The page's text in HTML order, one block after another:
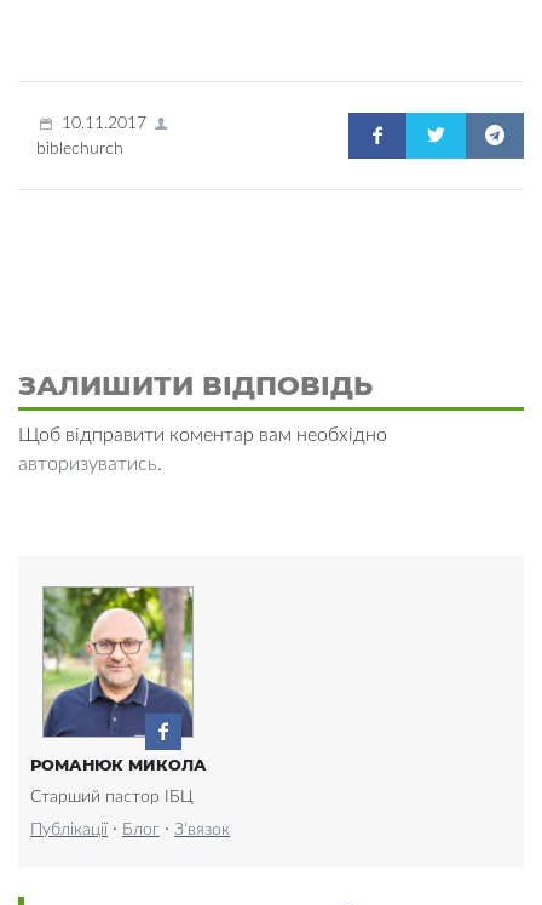
10.11.2017
biblechurch
ЗАЛИШИТИ ВІДПОВІДЬ
Щоб відправити коментар вам необхідно
авторизуватись.
РОМАНЮК МИКОЛА
Старший пастор ІБЦ
Публікації · Блог · З'вязок